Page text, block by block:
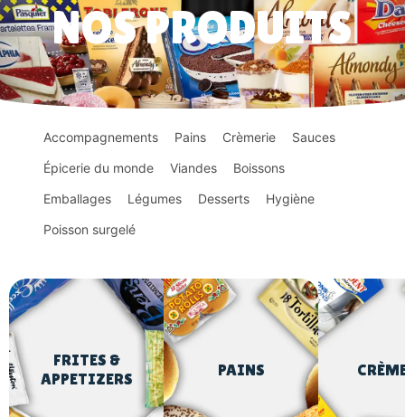
NOS PRODUITS
Accompagnements Pains Crèmerie
Sauces
Épicerie du monde
Viandes
Boissons
Emballages
Légumes Desserts
Hygiène
Poisson surgelé
FRITES &
APPETIZERS
PAINS